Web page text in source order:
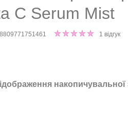
C Serum Mist
1 відгук
накопичувальної